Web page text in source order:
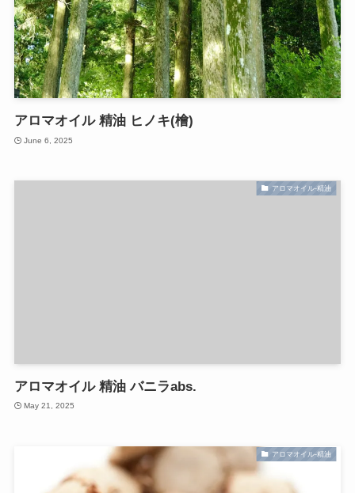
アロマオイル 精油 ヒノキ(檜)
June 6, 2025
アロマオイル-精油
アロマオイル 精油 バニラabs.
May 21, 2025
アロマオイル-精油